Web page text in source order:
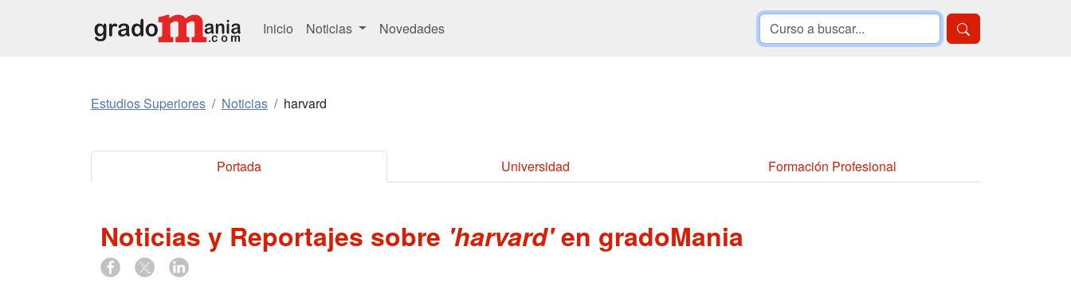
Inicio Noticias Novedades
Estudios Superiores Noticias harvard
Portada Universidad Formación Profesional
Noticias y Reportajes sobre 'harvard'en gradoMania